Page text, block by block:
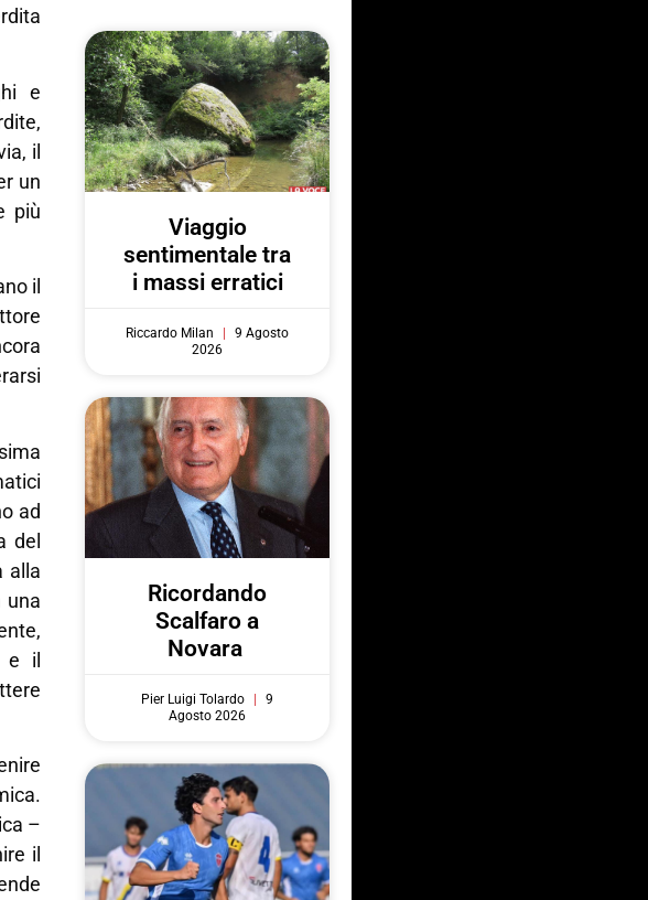
e
il
un
più
il
ad
del
alla
una
e il
–
il
Viaggio
sentimentale tra
i massi erratici
Riccardo Milan
9 Agosto
2026
Ricordando
Scalfaro a
Novara
Pier Luigi Tolardo
9
Agosto 2026